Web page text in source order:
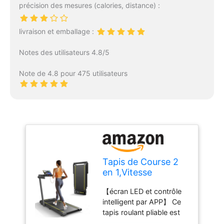
précision des mesures (calories, distance) :
livraison et emballage :
Notes des utilisateurs 4.8/5
Note de 4.8 pour 475 utilisateurs
Tapis de Course 2
en 1,Vitesse
km/h,2.5HP,Tapis
Roulant électrique
Pliant,Extra Large
【écran LED et contrôle
intelligent par APP】 Ce
tapis roulant pliable est